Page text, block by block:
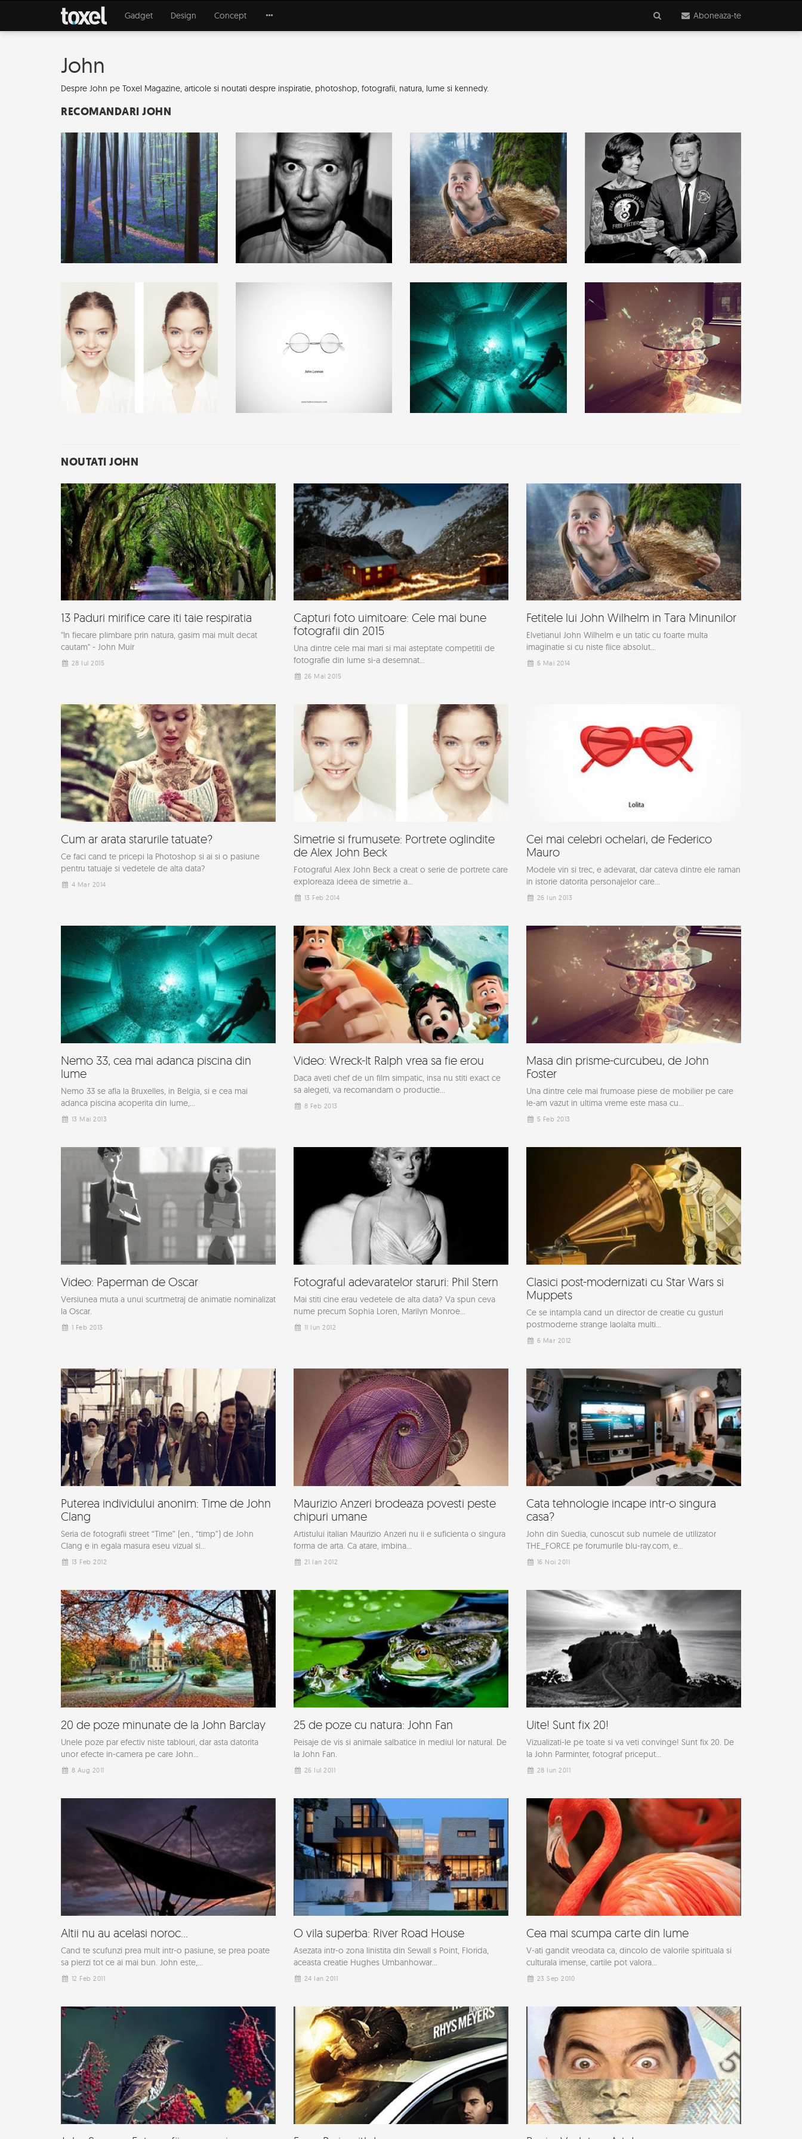
Aboneaza-te
Gadget Design Concept
John
Despre John pe Toxel Magazine, articole si noutati despre inspiratie, photoshop, fotografii, natura, lume si kennedy.
RECOMANDARI JOHN
NOUTATI JOHN
13 Paduri mirifice care iti taie respiratia
"In fiecare plimbare prin natura, gasim mai mult decat
cautam" - John Muir
28 Iul 2015
Capturi foto uimitoare: Cele mai bune
fotografii din 2015
Una dintre cele mai mari si mai asteptate competitii de
fotografie din lume si-a desemnat...
26 Mai 2015
Fetitele lui John Wilhelm in Tara Minunilor
Elvetianul John Wilhelm e un tatic cu foarte multa
imaginatie si cu niste fiice absolut...
6 Mai 2014
Cum ar arata starurile tatuate?
Ce faci cand te pricepi la Photoshop si ai si o pasiune
pentru tatuaje si vedetele de alta data?
4 Mar 2014
Simetrie si frumusete: Portrete oglindite
de Alex John Beck
Fotograful Alex John Beck a creat o serie de portrete care
exploreaza ideea de simetrie a...
13 Feb 2014
Cei mai celebri ochelari, de Federico
Mauro
Modele vin si trec, e adevarat, dar cateva dintre ele raman
in istorie datorita personajelor care...
26 Iun 2013
Nemo 33, cea mai adanca piscina din
lume
Nemo 33 se afla la Bruxelles, in Belgia, si e cea mai
adanca piscina acoperita din lume,...
13 Mai 2013
Video: Wreck-It Ralph vrea sa fie erou
Daca aveti chef de un film simpatic, insa nu stiti exact ce
sa alegeti, va recomandam o productie...
8 Feb 2013
Masa din prisme-curcubeu, de John
Foster
Una dintre cele mai frumoase piese de mobilier pe care
le-am vazut in ultima vreme este masa cu...
5 Feb 2013
Video: Paperman de Oscar
Versiunea muta a unui scurtmetraj de animatie nominalizat
la Oscar.
1 Feb 2013
Fotograful adevaratelor staruri: Phil Stern
Mai stiti cine erau vedetele de alta data? Va spun ceva
nume precum Sophia Loren, Marilyn Monroe...
11 Iun 2012
Clasici post-modernizati cu Star Wars si
Muppets
Ce se intampla cand un director de creatie cu gusturi
postmoderne strange laolalta multi...
6 Mar 2012
Puterea individului anonim: Time de John
Clang
Seria de fotografii street “Time” (en., “timp”) de John
Clang e in egala masura eseu vizual si...
13 Feb 2012
Maurizio Anzeri brodeaza povesti peste
chipuri umane
Artistului italian Maurizio Anzeri nu ii e suficienta o singura
forma de arta. Ca atare, imbina...
21 Ian 2012
Cata tehnologie incape intr-o singura
casa?
John din Suedia, cunoscut sub numele de utilizator
THE_FORCE pe forumurile blu-ray.com, e...
16 Noi 2011
20 de poze minunate de la John Barclay
Unele poze par efectiv niste tablouri, dar asta datorita
unor efecte in-camera pe care John...
8 Aug 2011
25 de poze cu natura: John Fan
Peisaje de vis si animale salbatice in mediul lor natural. De
la John Fan.
26 Iul 2011
Uite! Sunt fix 20!
Vizualizati-le pe toate si va veti convinge! Sunt fix 20. De
la John Parminter, fotograf priceput...
28 Iun 2011
Altii nu au acelasi noroc...
Cand te scufunzi prea mult intr-o pasiune, se prea poate
sa pierzi tot ce ai mai bun. John este,...
12 Feb 2011
O vila superba: River Road House
Asezata intr-o zona linistita din Sewall s Point, Florida,
aceasta creatie Hughes Umbanhowar...
24 Ian 2011
Cea mai scumpa carte din lume
V-ati gandit vreodata ca, dincolo de valorile spirituala si
culturala imense, cartile pot valora...
23 Sep 2010